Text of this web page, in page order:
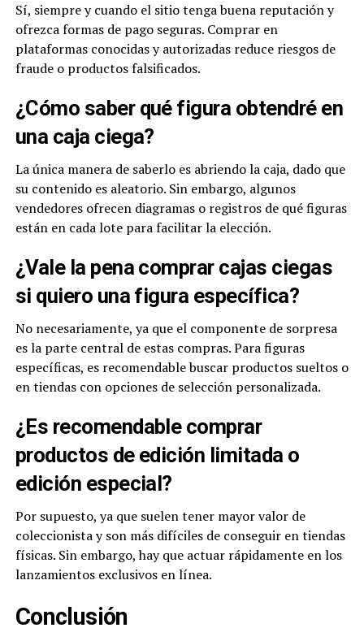
Sí, siempre y cuando el sitio tenga buena reputación y
ofrezca formas de pago seguras. Comprar en
plataformas conocidas y autorizadas reduce riesgos de
fraude o productos falsificados.
¿Cómo saber qué figura obtendré en
una caja ciega?
La única manera de saberlo es abriendo la caja, dado que
su contenido es aleatorio. Sin embargo, algunos
vendedores ofrecen diagramas o registros de qué figuras
están en cada lote para facilitar la elección.
¿Vale la pena comprar cajas ciegas
si quiero una figura específica?
No necesariamente, ya que el componente de sorpresa
es la parte central de estas compras. Para figuras
específicas, es recomendable buscar productos sueltos o
en tiendas con opciones de selección personalizada.
¿Es recomendable comprar
productos de edición limitada o
edición especial?
Por supuesto, ya que suelen tener mayor valor de
coleccionista y son más difíciles de conseguir en tiendas
físicas. Sin embargo, hay que actuar rápidamente en los
lanzamientos exclusivos en línea.
Conclusión